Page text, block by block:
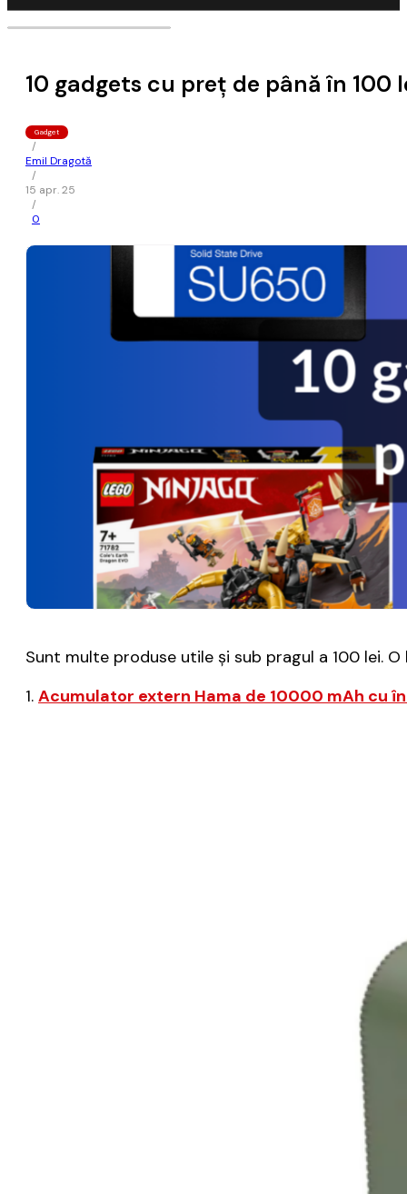
10 gadgets cu preț de până în 100
Gadget
/
Emil Dragotă
/
15 apr. 25
/
0
Sunt multe produse utile și sub pragul a 100 lei.
1. Acumulator extern Hama de 10000 mAh cu